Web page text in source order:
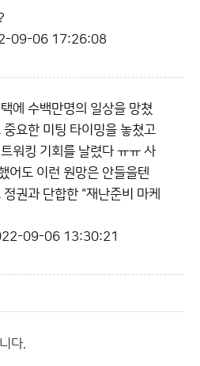
09-06 17:26:08
에 수백만명의 일상을 망쳤
중요한 미팅 타이밍을 놓쳤고
워킹 기회를 날렸다 ㅠㅠ 사
어도 이런 원망은 안들을텐
권과 단합한 "재난준비 마케
09-06 13:30:21
다.